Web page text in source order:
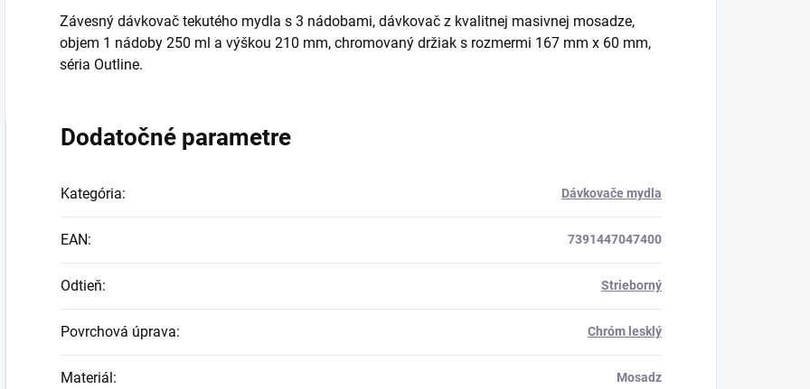
Závesný dávkovač tekutého mydla s 3 nádobami, dávkovač z kvalitnej masivnej mosadze,
objem 1 nádoby 250 ml a výškou 210 mm, chromovaný držiak s rozmermi 167 mm x 60 mm,
séria Outline.
Dodatočné parametre
Kategória: Dávkovače mydla
EAN: 7391447047400
Odtieň: Strieborný
Povrchová úprava: Chróm lesklý
Materiál: Mosadz